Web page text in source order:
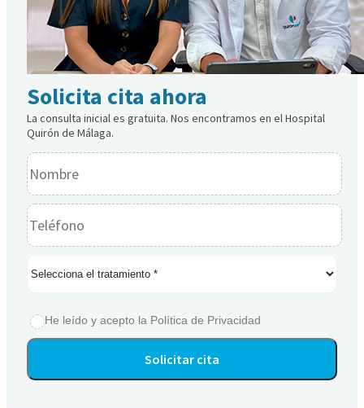
Solicita cita ahora
La consulta inicial es gratuita. Nos encontramos en el Hospital
Quirón de Málaga.
He leído y acepto la Política de Privacidad